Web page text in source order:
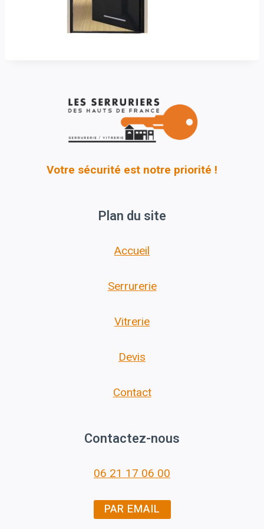
Votre sécurité est notre priorité !
Plan du site
Accueil
Serrurerie
Vitrerie
Devis
Contact
Contactez-nous
06 21 17 06 00
PAR EMAIL